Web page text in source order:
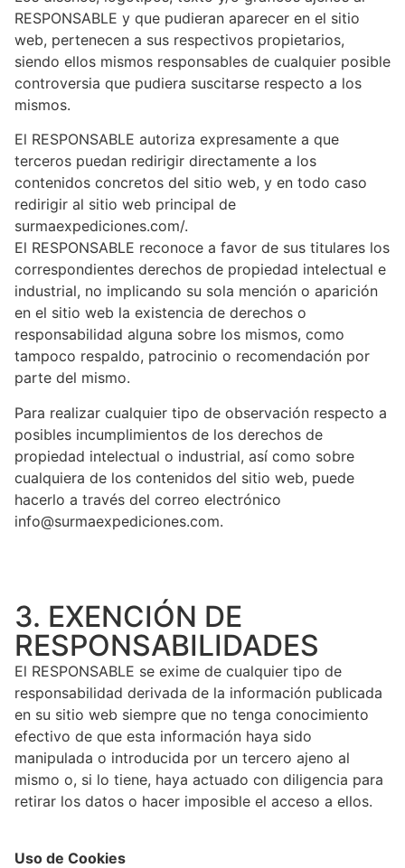
RESPONSABLE y que pudieran aparecer en el sitio
web, pertenecen a sus respectivos propietarios,
siendo ellos mismos responsables de cualquier posible
controversia que pudiera suscitarse respecto a los
mismos.
El RESPONSABLE autoriza expresamente a que
terceros puedan redirigir directamente a los
contenidos concretos del sitio web, y en todo caso
redirigir al sitio web principal de
surmaexpediciones.com/.
El RESPONSABLE reconoce a favor de sus titulares los
correspondientes derechos de propiedad intelectual e
industrial, no implicando su sola mención o aparición
en el sitio web la existencia de derechos o
responsabilidad alguna sobre los mismos, como
tampoco respaldo, patrocinio o recomendación por
parte del mismo.
Para realizar cualquier tipo de observación respecto a
posibles incumplimientos de los derechos de
propiedad intelectual o industrial, así como sobre
cualquiera de los contenidos del sitio web, puede
hacerlo a través del correo electrónico
info@surmaexpediciones.com.
3. EXENCIÓN DE
RESPONSABILIDADES
El RESPONSABLE se exime de cualquier tipo de
responsabilidad derivada de la información publicada
en su sitio web siempre que no tenga conocimiento
efectivo de que esta información haya sido
manipulada o introducida por un tercero ajeno al
mismo o, si lo tiene, haya actuado con diligencia para
retirar los datos o hacer imposible el acceso a ellos.
Uso de Cookies